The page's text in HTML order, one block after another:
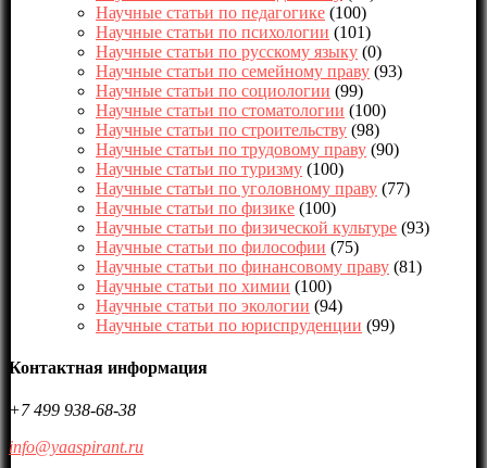
Научные статьи по педагогике (100)
Научные статьи по психологии (101)
Научные статьи по русскому языку (0)
Научные статьи по семейному праву (93)
Научные статьи по социологии (99)
Научные статьи по стоматологии (100)
Научные статьи по строительству (98)
Научные статьи по трудовому праву (90)
Научные статьи по туризму (100)
Научные статьи по уголовному праву (77)
Научные статьи по физике (100)
Научные статьи по физической культуре (93)
Научные статьи по философии (75)
Научные статьи по финансовому праву (81)
Научные статьи по химии (100)
Научные статьи по экологии (94)
Научные статьи по юриспруденции (99)
Контактная информация
+7 499 938-68-38
info@yaaspirant.ru